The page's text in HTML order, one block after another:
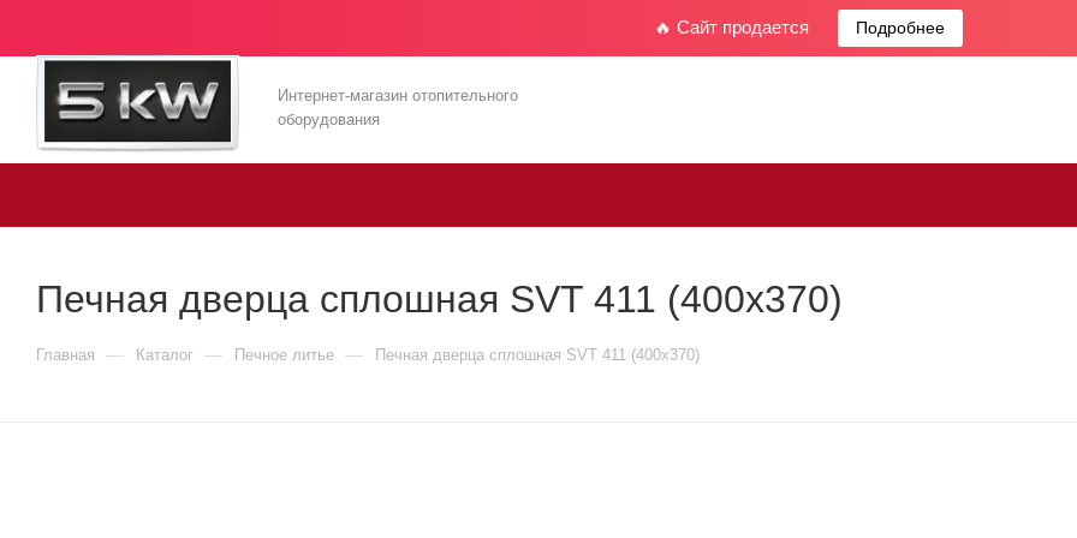
🔥 Сайт продается Подробнее
Интернет-магазин отопительного
оборудования
Печная дверца сплошная SVT 411 (400x370)
Главная — Каталог — Печное литье — Печная дверца сплошная SVT 411 (400x370)